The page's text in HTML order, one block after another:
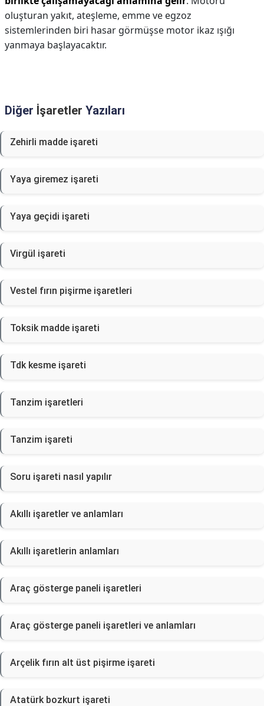
oluşturan yakıt, ateşleme, emme ve egzoz
sistemlerinden biri hasar görmüşse motor ikaz ışığı
yanmaya başlayacaktır.
Diğer İşaretler Yazıları
Zehirli madde işareti
Yaya giremez işareti
Yaya geçidi işareti
Virgül işareti
Vestel fırın pişirme işaretleri
Toksik madde işareti
Tdk kesme işareti
Tanzim işaretleri
Tanzim işareti
Soru işareti nasıl yapılır
Akıllı işaretler ve anlamları
Akıllı işaretlerin anlamları
Araç gösterge paneli işaretleri
Araç gösterge paneli işaretleri ve anlamları
Arçelik fırın alt üst pişirme işareti
Atatürk bozkurt işareti